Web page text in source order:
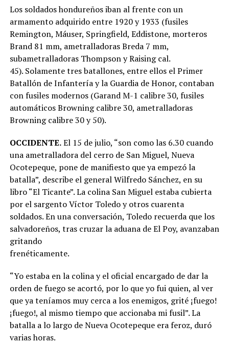
Los soldados hondureños iban al frente con un
armamento adquirido entre 1920 y 1933 (fusiles
Remington, Máuser, Springfield, Eddistone, morteros
Brand 81 mm, ametralladoras Breda 7 mm,
subametralladoras Thompson y Raising cal.
45). Solamente tres batallones, entre ellos el Primer
Batallón de Infantería y la Guardia de Honor, contaban
con fusiles modernos (Garand M-1 calibre 30, fusiles
automáticos Browning calibre 30, ametralladoras
Browning calibre 30 y 50).
OCCIDENTE.El 15 de julio, “son como las 6.30 cuando
una ametralladora del cerro de San Miguel, Nueva
Ocotepeque, pone de manifiesto que ya empezó la
batalla”, describe el general Wilfredo Sánchez, en su
libro “El Ticante”. La colina San Miguel estaba cubierta
por el sargento Víctor Toledo y otros cuarenta
soldados. En una conversación, Toledo recuerda que los
salvadoreños, tras cruzar la aduana de El Poy, avanzaban
gritando
frenéticamente.
“Yo estaba en la colina y el oficial encargado de dar la
orden de fuego se acortó, por lo que yo fui quien, al ver
que ya teníamos muy cerca a los enemigos, grité ¡fuego!
¡fuego!, al mismo tiempo que accionaba mi fusil”. La
batalla a lo largo de Nueva Ocotepeque era feroz, duró
varias horas.